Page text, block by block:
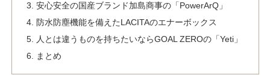
安心安全の国産ブランド加島商事の「PowerArQ」
防水防塵機能を備えたLACITAのエナーボックス
人とは違うものを持ちたいならGOAL ZEROの「Yeti」
まとめ